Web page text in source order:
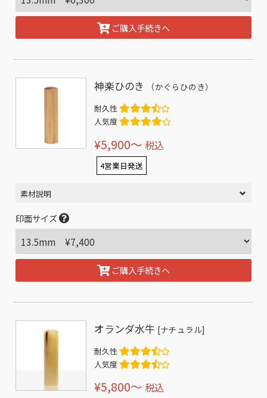
ご購入手続きへ
神楽ひのき （かぐらひのき）
耐久性
人気度
¥5,900〜 税込
4営業日発送
素材説明
印面サイズ
ご購入手続きへ
オランダ水牛 [ナチュラル]
耐久性
人気度
¥5,800〜 税込